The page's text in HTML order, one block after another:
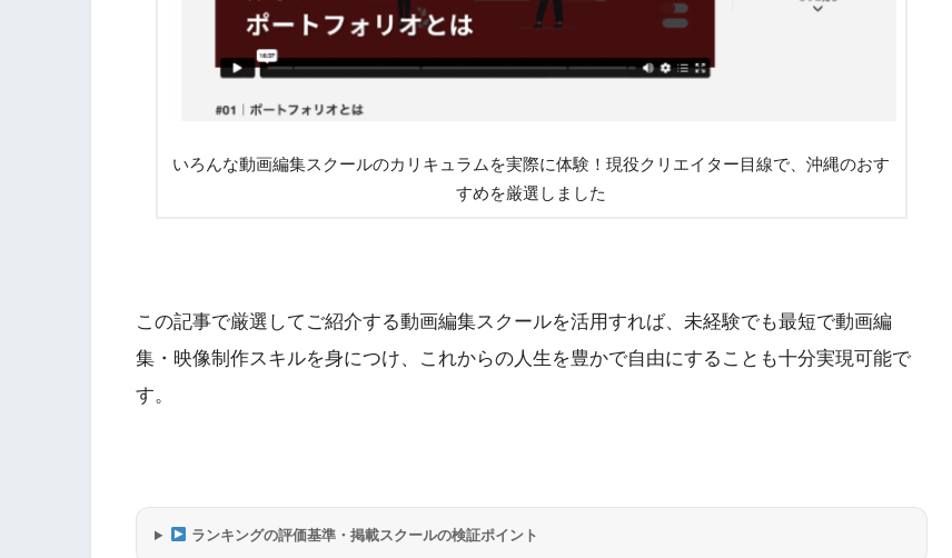
いろんな動画編集スクールのカリキュラムを実際に体験！現役クリエイター目線で、沖縄のおす
すめを厳選しました
この記事で厳選してご紹介する動画編集スクールを活用すれば、未経験でも最短で動画編
集・映像制作スキルを身につけ、これからの人生を豊かで自由にすることも十分実現可能で
す。
ランキングの評価基準・掲載スクールの検証ポイント